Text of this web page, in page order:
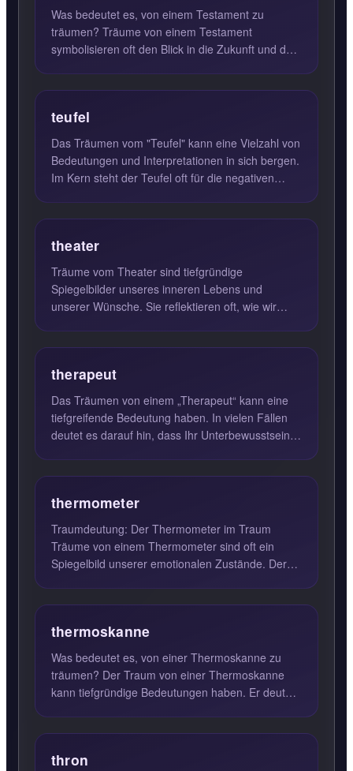
Was bedeutet es, von einem Testament zu
träumen? Träume von einem Testament
symbolisieren oft den Blick in die Zukunft und den
teufel
Das Träumen vom "Teufel" kann eine Vielzahl von
Bedeutungen und Interpretationen in sich bergen.
Im Kern steht der Teufel oft für die negativen
theater
Träume vom Theater sind tiefgründige
Spiegelbilder unseres inneren Lebens und
unserer Wünsche. Sie reflektieren oft, wie wir
therapeut
Das Träumen von einem „Therapeut“ kann eine
tiefgreifende Bedeutung haben. In vielen Fällen
deutet es darauf hin, dass Ihr Unterbewusstsein
thermometer
Traumdeutung: Der Thermometer im Traum
Träume von einem Thermometer sind oft ein
Spiegelbild unserer emotionalen Zustände. Der
thermoskanne
Was bedeutet es, von einer Thermoskanne zu
träumen? Der Traum von einer Thermoskanne
kann tiefgründige Bedeutungen haben. Er deutet
thron